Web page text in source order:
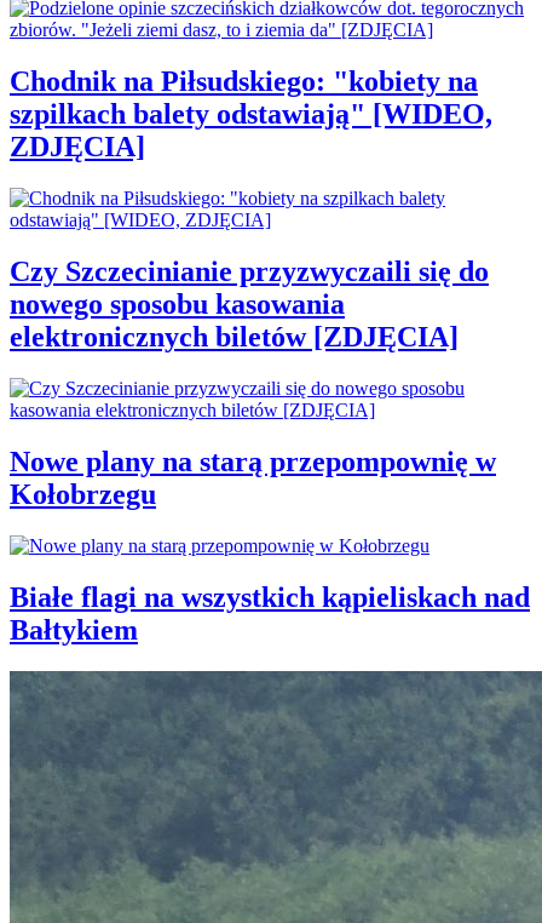
Chodnik na Piłsudskiego: "kobiety na
szpilkach balety odstawiają" [WIDEO,
ZDJĘCIA]
Czy Szczecinianie przyzwyczaili się do
nowego sposobu kasowania
elektronicznych biletów [ZDJĘCIA]
Nowe plany na starą przepompownię w
Kołobrzegu
Białe flagi na wszystkich kąpieliskach nad
Bałtykiem